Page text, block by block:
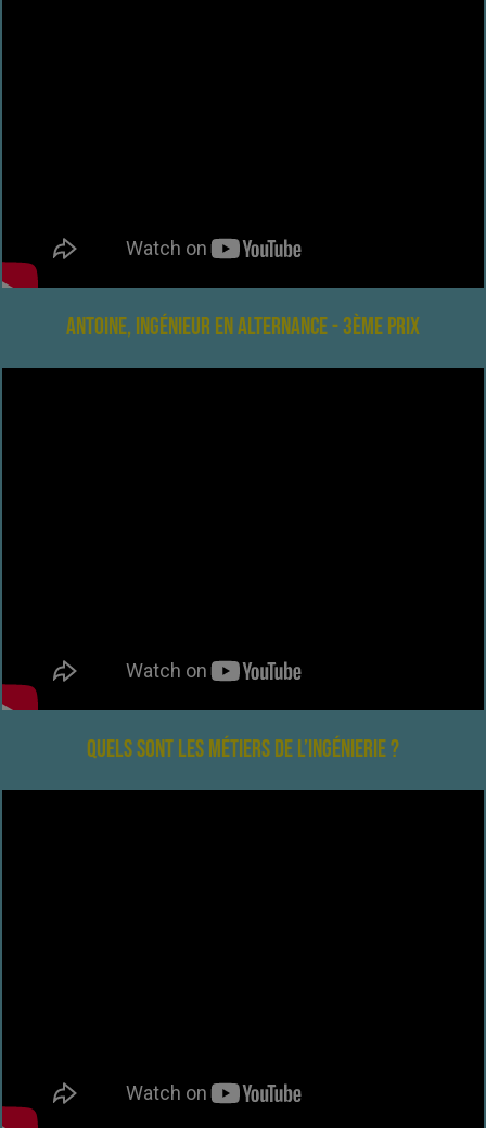
Antoine, ingénieur en alternance - 3ème prix
Quels sont les métiers de l’ingénierie ?